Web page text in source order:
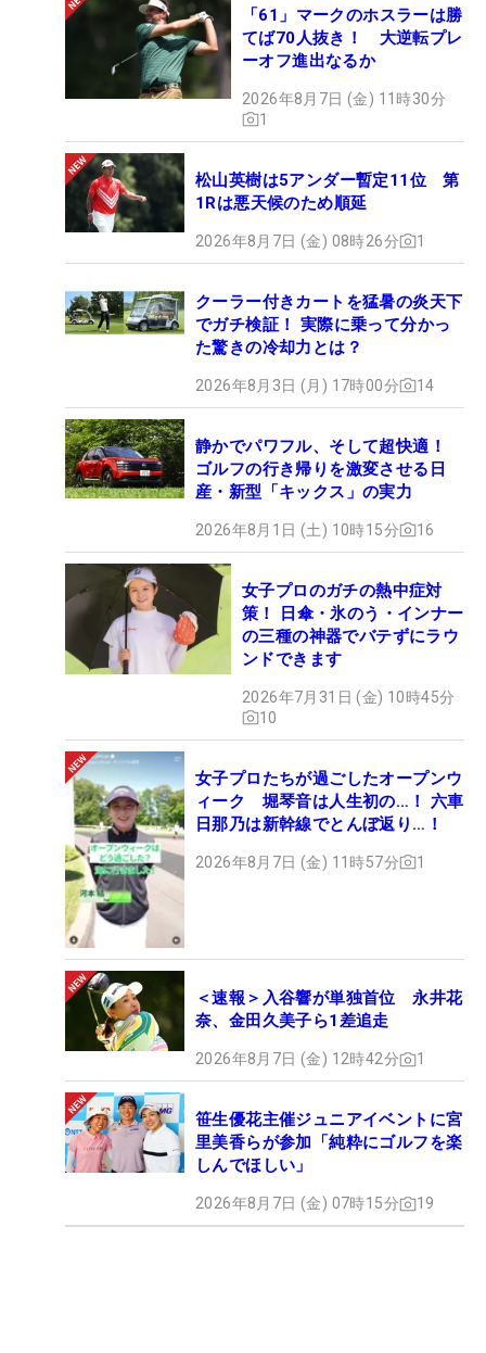
「61」マークのホスラーは勝
てば70人抜き！ 大逆転プレ
ーオフ進出なるか
2026年8月7日 (金) 11時30分
1
松山英樹は5アンダー暫定11位 第
1Rは悪天候のため順延
2026年8月7日 (金) 08時26分 1
クーラー付きカートを猛暑の炎天下
でガチ検証！ 実際に乗って分かっ
た驚きの冷却力とは？
2026年8月3日 (月) 17時00分 14
静かでパワフル、そして超快適！
ゴルフの行き帰りを激変させる日
産・新型「キックス」の実力
2026年8月1日 (土) 10時15分 16
女子プロのガチの熱中症対
策！ 日傘・氷のう・インナー
の三種の神器でバテずにラウ
ンドできます
2026年7月31日 (金) 10時45分
10
女子プロたちが過ごしたオープンウ
ィーク 堀琴音は人生初の…！ 六車
日那乃は新幹線でとんぼ返り…！
2026年8月7日 (金) 11時57分 1
＜速報＞入谷響が単独首位 永井花
奈、金田久美子ら1差追走
2026年8月7日 (金) 12時42分 1
笹生優花主催ジュニアイベントに宮
里美香らが参加「純粋にゴルフを楽
しんでほしい」
2026年8月7日 (金) 07時15分 19